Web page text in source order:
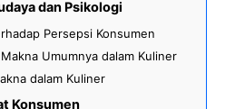
dan Psikologi
Persepsi Konsumen
Umumnya dalam Kuliner
dalam Kuliner
Konsumen